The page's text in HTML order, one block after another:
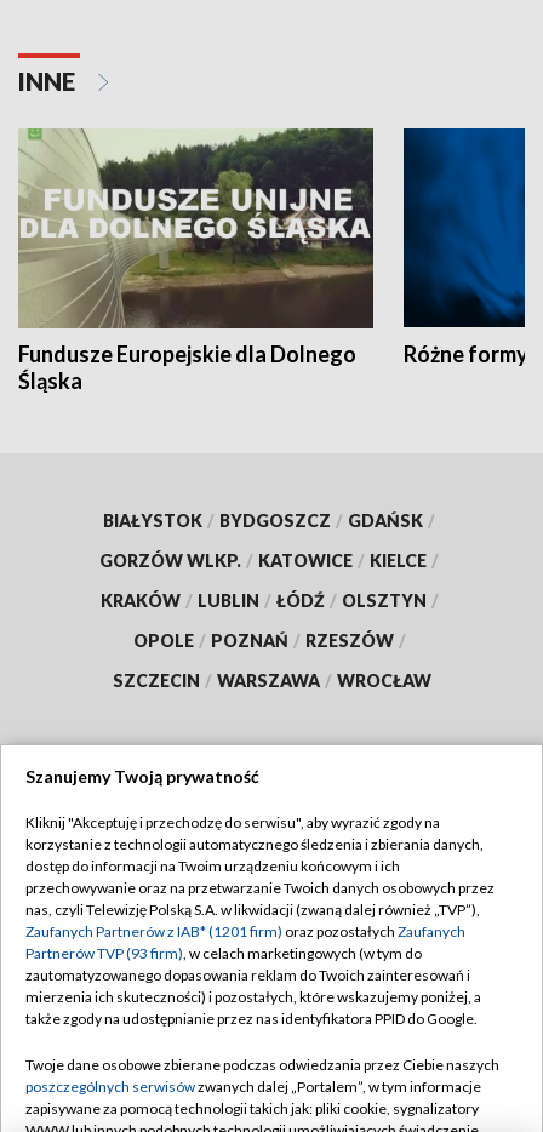
INNE
Fundusze Europejskie dla Dolnego
Śląska
Różne formy
BIAŁYSTOK / BYDGOSZCZ / GDAŃSK /
GORZÓW WLKP. / KATOWICE / KIELCE /
KRAKÓW / LUBLIN / ŁÓDŹ / OLSZTYN /
OPOLE / POZNAŃ / RZESZÓW /
SZCZECIN / WARSZAWA / WROCŁAW
TVP
Abonament TVP
Emisja w TVP
Centrum informacji TVP
Naziemna Telewizja Cyfrowa
Rada Programowa
System NOS
Regulamin TVP
Polityka prywatności
Moje zgody
Pomoc
Kontakt
Szanujemy Twoją prywatność
Kliknij "Akceptuję i przechodzę do serwisu", aby wyrazić zgody na
korzystanie z technologii automatycznego śledzenia i zbierania danych,
dostęp do informacji na Twoim urządzeniu końcowym i ich
przechowywanie oraz na przetwarzanie Twoich danych osobowych przez
nas, czyli Telewizję Polską S.A. w likwidacji (zwaną dalej również „TVP”),
Zaufanych Partnerów z IAB* (1201 firm) oraz pozostałych Zaufanych
Partnerów TVP (93 firm), w celach marketingowych (w tym do
zautomatyzowanego dopasowania reklam do Twoich zainteresowań i
mierzenia ich skuteczności) i pozostałych, które wskazujemy poniżej, a
także zgody na udostępnianie przez nas identyfikatora PPID do Google.
Twoje dane osobowe zbierane podczas odwiedzania przez Ciebie naszych
poszczególnych serwisówzwanych dalej „Portalem”, w tym informacje
zapisywane za pomocą technologii takich jak: pliki cookie, sygnalizatory